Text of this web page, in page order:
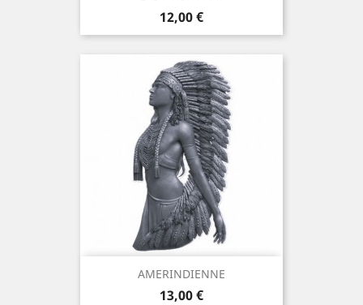
Prix
12,00 €
AMERINDIENNE
Prix
13,00 €